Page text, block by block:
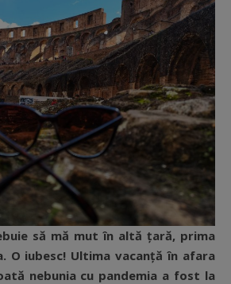
O iubesc! Ultima vacanță în afara
nebunia cu pandemia a fost la